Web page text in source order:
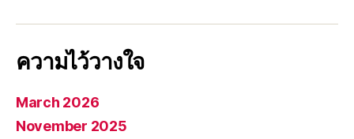
ความไว้วางใจ
March 2026
November 2025